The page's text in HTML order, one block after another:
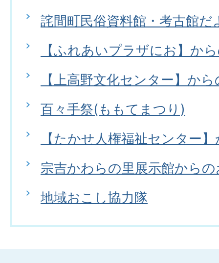
詫間町民俗資料館・考古館だ
【ふれあいプラザにお】か
【上高野文化センター】か
百々手祭(ももてまつり)
【たかせ人権福祉センター
宗吉かわらの里展示館から
地域おこし協力隊